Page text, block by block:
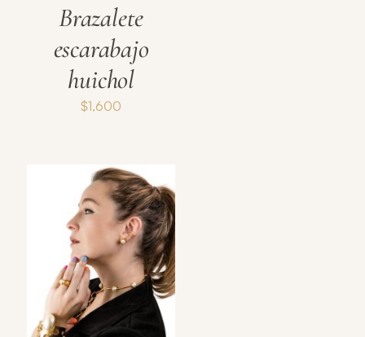
Brazalete
escarabajo
huichol
$1,600